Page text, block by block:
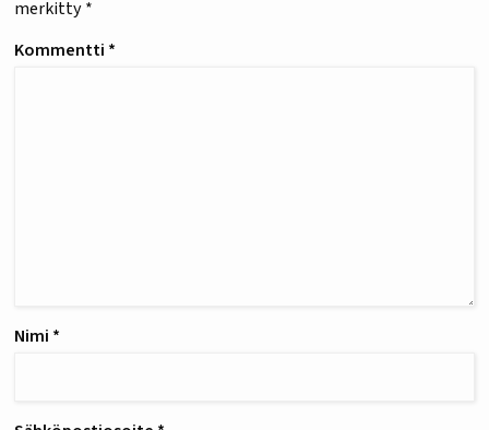
merkitty*
Kommentti *
Nimi *